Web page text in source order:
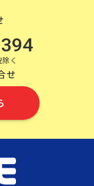
く
せ